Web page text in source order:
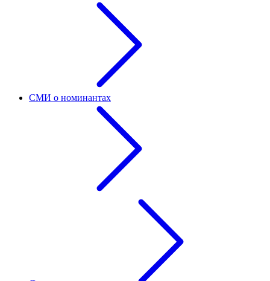
СМИ о номинантах